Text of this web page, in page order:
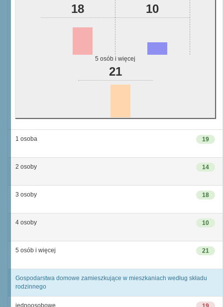
18 10
5 osób i więcej
21
19
1 osoba
14
2 osoby
18
3 osoby
10
4 osoby
21
5 osób i więcej
Gospodarstwa domowe zamieszkujące w mieszkaniach według składu
rodzinnego
jednoosobowe